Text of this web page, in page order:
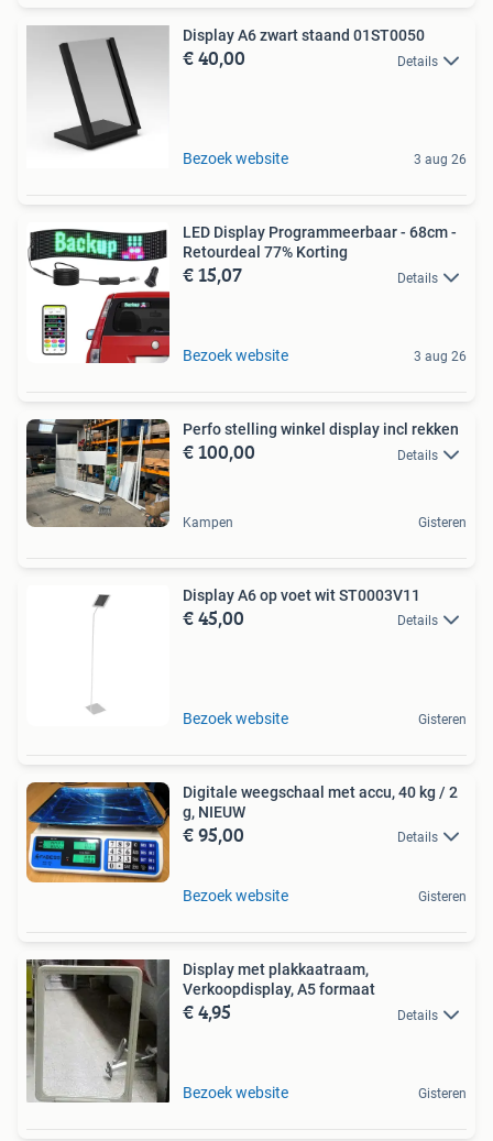
Display A6 zwart staand 01ST0050
€ 40,00 Details
Bezoek website 3 aug 26
LED Display Programmeerbaar - 68cm -
Retourdeal 77% Korting
€ 15,07 Details
Bezoek website 3 aug 26
Perfo stelling winkel display incl rekken
€ 100,00 Details
Kampen Gisteren
Display A6 op voet wit ST0003V11
€ 45,00 Details
Bezoek website Gisteren
Digitale weegschaal met accu, 40 kg / 2
g, NIEUW
€ 95,00 Details
Bezoek website Gisteren
Display met plakkaatraam,
Verkoopdisplay, A5 formaat
€ 4,95 Details
Bezoek website Gisteren